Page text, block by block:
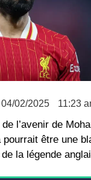
04/02/2025 11:23
l’avenir de
être une
la légende